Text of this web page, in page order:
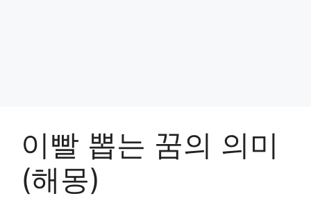
이빨 뽑는 꿈의 의미
(해몽)